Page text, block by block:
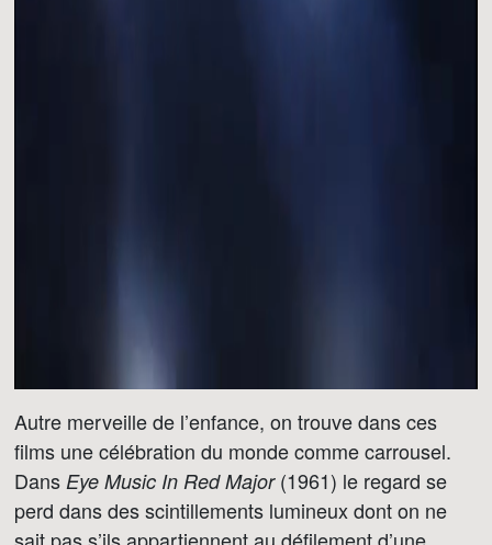
Autre merveille de l’enfance, on trouve dans ces
films une célébration du monde comme carrousel.
Dans Eye Music In Red Major(1961) le regard se
perd dans des scintillements lumineux dont on ne